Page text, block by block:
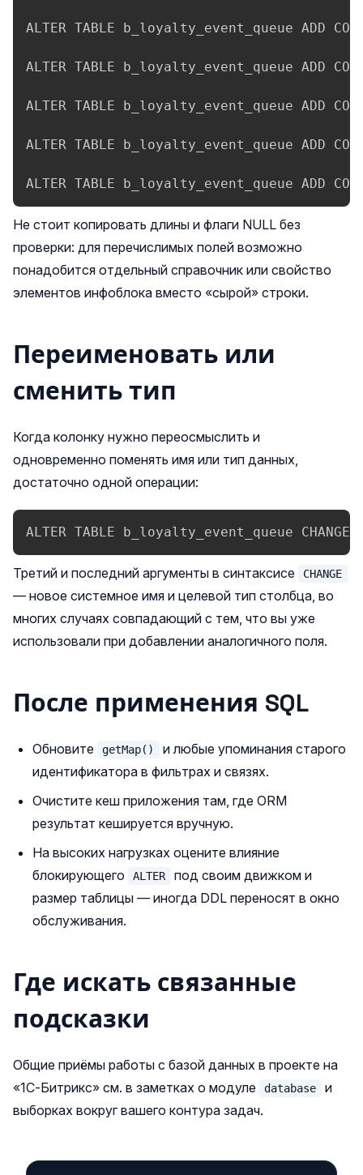
ALTER TABLE b_loyalty_event_queue ADD
ALTER TABLE b_loyalty_event_queue ADD
ALTER TABLE b_loyalty_event_queue ADD
ALTER TABLE b_loyalty_event_queue ADD
ALTER TABLE b_loyalty_event_queue ADD
Не стоит копировать длины и флаги NULL без
проверки: для перечислимых полей возможно
понадобится отдельный справочник или свойство
элементов инфоблока вместо «сырой» строки.
Переименовать или
сменить тип
Когда колонку нужно переосмыслить и
одновременно поменять имя или тип данных,
достаточно одной операции:
ALTER TABLE b_loyalty_event_queue
Третий и последний аргументы в синтаксисе CHANGE
— новое системное имя и целевой тип столбца, во
многих случаях совпадающий с тем, что вы уже
использовали при добавлении аналогичного поля.
После применения SQL
Обновите getMap()
и любые упоминания старого
идентификатора в фильтрах и связях.
Очистите кеш приложения там, где ORM
результат кешируется вручную.
На высоких нагрузках оцените влияние
блокирующего
ALTER
под своим движком и
размер таблицы — иногда DDL переносят в окно
обслуживания.
Где искать связанные
подсказки
Общие приёмы работы с базой данных в проекте на
«1С‑Битрикс» см. в заметках о модуле
database
и
выборках вокруг вашего контура задач.